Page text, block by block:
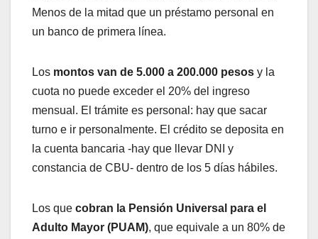
Menos de la mitad que un préstamo personal en
un banco de primera línea.
Los montos van de 5.000 a 200.000 pesos y la
cuota no puede exceder el 20% del ingreso
mensual. El trámite es personal: hay que sacar
turno e ir personalmente. El crédito se deposita en
la cuenta bancaria -hay que llevar DNI y
constancia de CBU- dentro de los 5 días hábiles.
Los que cobran la Pensión Universal para el
Adulto Mayor (PUAM), que equivale a un 80% de